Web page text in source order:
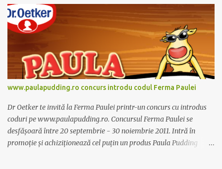
www.paulapudding.ro concurs introdu codul Ferma Paulei
Dr Oetker te invită la Ferma Paulei printr-un concurs cu introdus
coduri pe www.paulapudding.ro. Concursul Ferma Paulei se
desfășoară între 20 septembrie - 30 noiembrie 2011. Intră în
promoție și achiziționează cel puțin un produs Paula Pudding